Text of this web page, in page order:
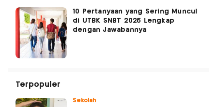
10 Pertanyaan yang Sering Muncul
di UTBK SNBT 2025 Lengkap
dengan Jawabannya
Terpopuler
Sekolah